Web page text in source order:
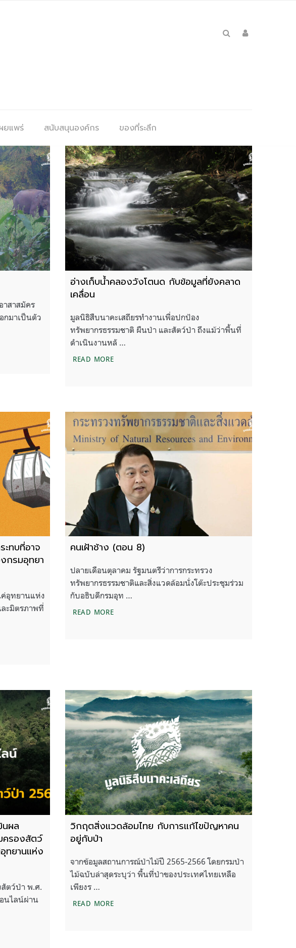
ยแพร่ สนับสนุนองค์กร ของที่ระลึก
สาสมัคร
กมาเป็นตัว
อ่างเก็บน้ำคลองวังโตนด กับข้อมูลที่ยังคลาด
เคลื่อน
มูลนิธิสืบนาคะเสถียรทำงานเพื่อปกป้อง
ทรัพยากรธรรมชาติ ผืนป่า และสัตว์ป่า ถึงแม้ว่าพื้นที่
ดำเนินงานหลั …
READ MOREอ่างเก็บน้ำคลองวังโตนด กับข้อมูลที่ยังคลาดเคลื่อน
ะทบที่อาจ
กรมอุทยา
ค่อุทยานแห่ง
ะมิตรภาพที่
ยผลกระทบที่อาจจะเกิดขึ้นในพื้นที่และบทบาทหน้าที่ของกรมอุทยานฯ ที่ควรจะเป็น
คนเฝ้าช้าง (ตอน 8)
ปลายเดือนตุลาคม รัฐมนตรีว่าการกระทรวง
ทรัพยากรธรรมชาติและสิ่งแวดล้อมนั่งโต๊ะประชุมร่วม
กับอธิบดีกรมอุท …
READ MOREคนเฝ้าช้าง (ตอน 8)
ย
นผล
รองสัตว์
ทยานแห่ง
ตว์ป่า พ.ศ.
นไลน์ผ่าน
ประเมินผลสัมฤทธิ์พระราชบัญญัติสงวนและคุ้มครองสัตว์ป่า พ.ศ. 2562 และพระราชบัญญัติ
วิกฤตสิ่งแวดล้อมไทย กับการแก้ไขปัญหาคน
อยู่กับป่า
จากข้อมูลสถานการณ์ป่าไม้ปี 2565-2566 โดยกรมป่า
ไม้ฉบับล่าสุดระบุว่า พื้นที่ป่าของประเทศไทยเหลือ
เพียงร …
READ MOREวิกฤตสิ่งแวดล้อมไทย กับการแก้ไขปัญหาคนอยู่กับป่า